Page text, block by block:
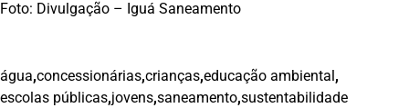
Foto: Divulgação – Iguá Saneamento
água,concessionárias,crianças,educação ambiental ,
escolas públicas,jovens,saneamento,sustentabilidade